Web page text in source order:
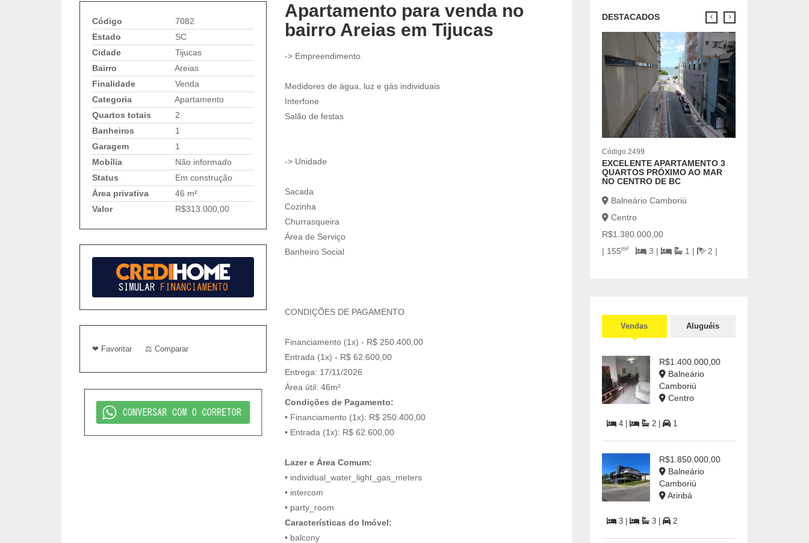
Código
7082
Estado
SC
Cidade
Tijucas
Bairro
Areias
Finalidade
Venda
Categoria
Apartamento
Quartos totais
2
Banheiros
1
Garagem
1
Mobília
Não informado
Status
Em construção
Área privativa
46 m²
Valor
R$313.000,00
❤ Favoritar ⚖ Comparar
Apartamento para venda no
bairro Areias em Tijucas
-> Empreendimento
Medidores de água, luz e gás individuais
Interfone
Salão de festas
-> Unidade
Sacada
Cozinha
Churrasqueira
Área de Serviço
Banheiro Social
CONDIÇÕES DE PAGAMENTO
Financiamento (1x) - R$ 250.400,00
Entrada (1x) - R$ 62.600,00
Entrega: 17/11/2026
Área útil: 46m²
Condições de Pagamento:
• Financiamento (1x): R$ 250.400,00
• Entrada (1x): R$ 62.600,00
Lazer e Área Comum:
• individual_water_light_gas_meters
• intercom
• party_room
Características do Imóvel:
• balcony
DESTACADOS
Código 2499
EXCELENTE APARTAMENTO 3
QUARTOS PRÓXIMO AO MAR
NO CENTRO DE BC
Balneário Camboriú
Centro
R$1.380.000,00
| 155m² 3 | 1 | 2 |
Vendas Aluguéis
R$1.400.000,00
Balneário
Camboriú
Centro
4 | 2 | 1
R$1.850.000,00
Balneário
Camboriú
Ariribá
3 | 3 | 2